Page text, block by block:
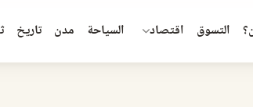
التسوق اقتصاد السياحة مدن تاريخ